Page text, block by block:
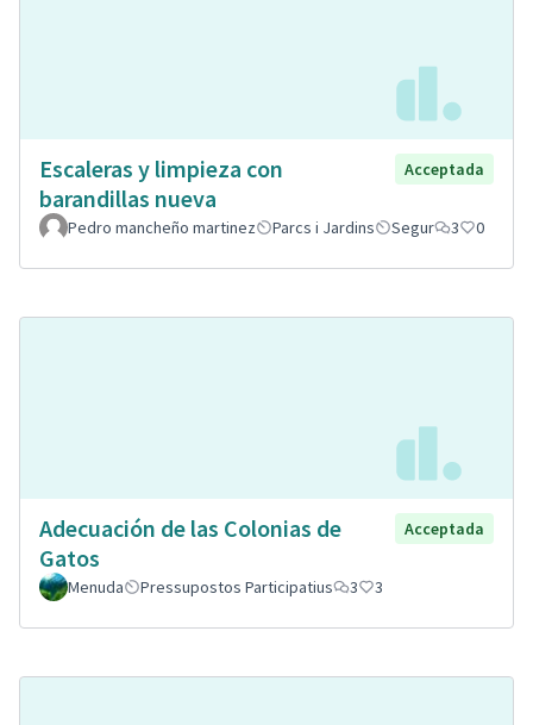
Escaleras y limpieza con
barandillas nueva
Acceptada
Pedro mancheño martinez Parcs i Jardins Segur 3 0
Adecuación de las Colonias de
Gatos
Acceptada
Menuda Pressupostos Participatius 3 3